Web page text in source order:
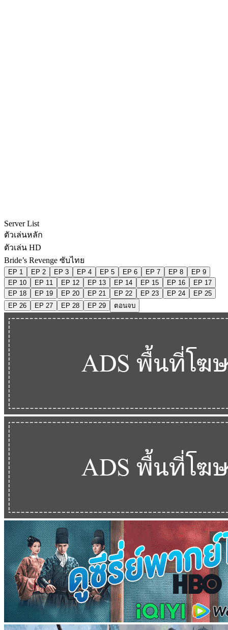
Server List
ตัวเล่นหลัก
ตัวเล่น HD
Bride’s Revenge ซับไทย
EP 1 EP 2 EP 3 EP 4 EP 5 EP 6 EP 7 EP 8
EP 9
EP 10
EP 11 EP 12 EP 13 EP 14 EP 15 EP 16
EP 17
EP 18
EP 19 EP 20 EP 21 EP 22 EP 23 EP 24
EP 25
EP 26
EP 27 EP 28 EP 29 ตอนจบ